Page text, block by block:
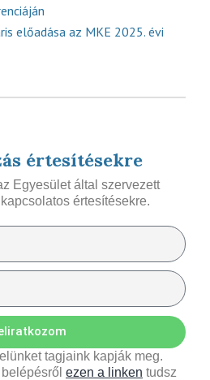
előadása az MKE 2025. évi
értesítésekre
Egyesület által szervezett
értesítésekre.
tagjaink kapják meg.
ezen a linken tudsz